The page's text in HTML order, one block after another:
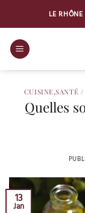
contenu
LE
CUISINE,SANTÉ
Quelles
13
Jan